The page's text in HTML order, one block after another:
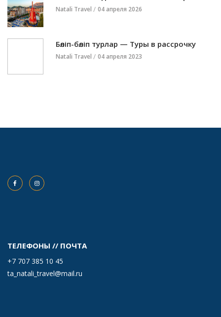
Natali Travel 04 апреля 2026
Бөліп-бөліп турлар — Туры в рассрочку
Natali Travel 04 апреля 2023
ТЕЛЕФОНЫ // ПОЧТА
+7 707 385 10 45
ta_natali_travel@mail.ru